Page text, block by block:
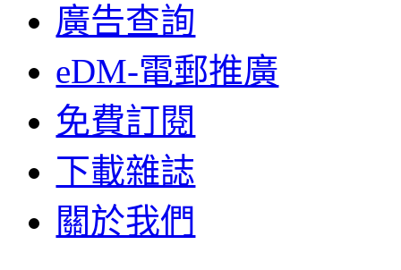
廣告查詢
eDM-電郵推廣
免費訂閱
下載雜誌
關於我們